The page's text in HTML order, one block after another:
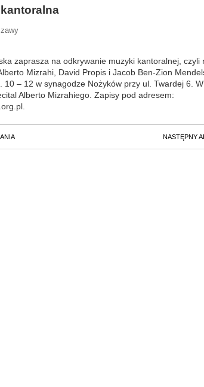
zaprasza na odkrywanie muzyki kantoralnej, czyli
Mizrahi, David Propis i Jacob Ben-Zion
10 – 12 w synagodze Nożyków przy ul. Twardej 6.
Alberto Mizrahiego. Zapisy pod adresem:
NASTĘPNY